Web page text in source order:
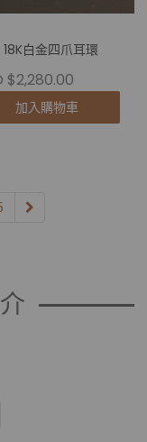
白金四爪耳環
$2,280.00
加入購物車